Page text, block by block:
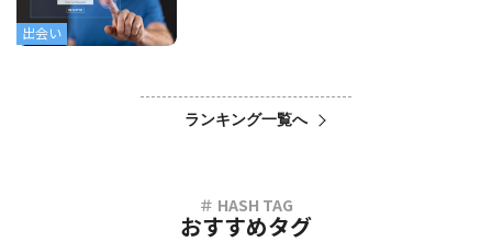
出会い
ランキング一覧へ
おすすめタグ